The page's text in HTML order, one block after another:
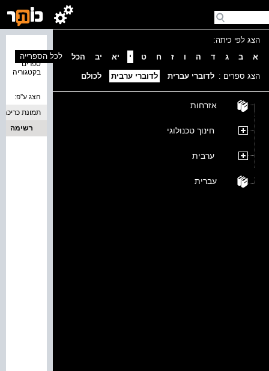
הצג לפי כיתה:
א
ב ג ד ה ו ז ח ט י יא יב הכל
הצג ספרים : לדוברי עברית לדוברי ערבית לכולם
אזרחות
חינוך טכנולוגי
ערבית
עברית
ספרים
בקטגוריה
לכל הספרייה
הצג ע''פ:
תמונת כריכה
רשימה